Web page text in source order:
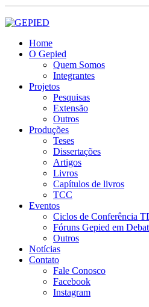
Home
O Gepied
Quem Somos
Integrantes
Projetos
Pesquisas
Extensão
Outros
Produções
Teses
Dissertações
Artigos
Livros
Capítulos de livros
TCC
Eventos
Ciclos de Conferência
Fóruns Gepied em
Outros
Notícias
Contato
Fale Conosco
Facebook
Instagram